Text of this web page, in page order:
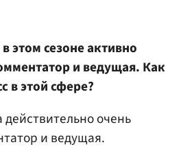
в этом сезоне активно
и ведущая. Как
в этой сфере?
очень
и ведущая.